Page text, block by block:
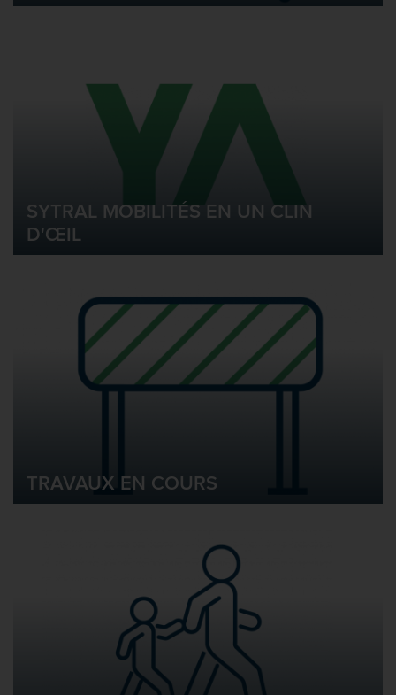
SYTRAL MOBILITÉS EN UN CLIN
D'ŒIL
TRAVAUX EN COURS